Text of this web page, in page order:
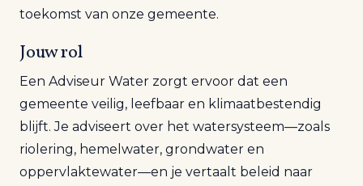
toekomst van onze gemeente.
Jouw rol
Een Adviseur Water zorgt ervoor dat een
gemeente veilig, leefbaar en klimaatbestendig
blijft. Je adviseert over het watersysteem—zoals
riolering, hemelwater, grondwater en
oppervlaktewater—en je vertaalt beleid naar